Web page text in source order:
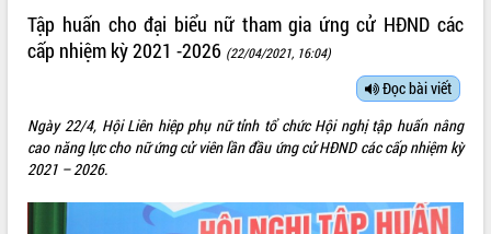
Tập huấn cho đại biểu nữ tham gia ứng cử HĐND các
cấp nhiệm kỳ 2021 -2026 (22/04/2021, 16:04)
Đọc bài viết
Ngày 22/4, Hội Liên hiệp phụ nữ tỉnh tổ chức Hội nghị tập huấn nâng
cao năng lực cho nữ ứng cử viên lần đầu ứng cử HĐND các cấp nhiệm kỳ
2021 – 2026.